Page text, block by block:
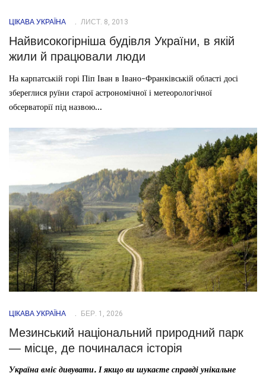
ЦІКАВА УКРАЇНА ЛИСТ. 8, 2013
Найвисокогірніша будівля України, в якій
жили й працювали люди
На карпатській горі Піп Іван в Івано-Франківській області досі
збереглися руїни старої астрономічної і метеорологічної
обсерваторії під назвою...
ЦІКАВА УКРАЇНА БЕР. 1, 2026
Мезинський національний природний парк
— місце, де починалася історія
Україна вміє дивувати. І якщо ви шукаєте справді унікальне